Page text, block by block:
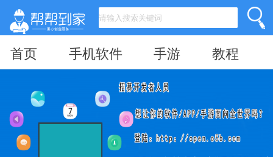
首页 手机软件 手游 教程